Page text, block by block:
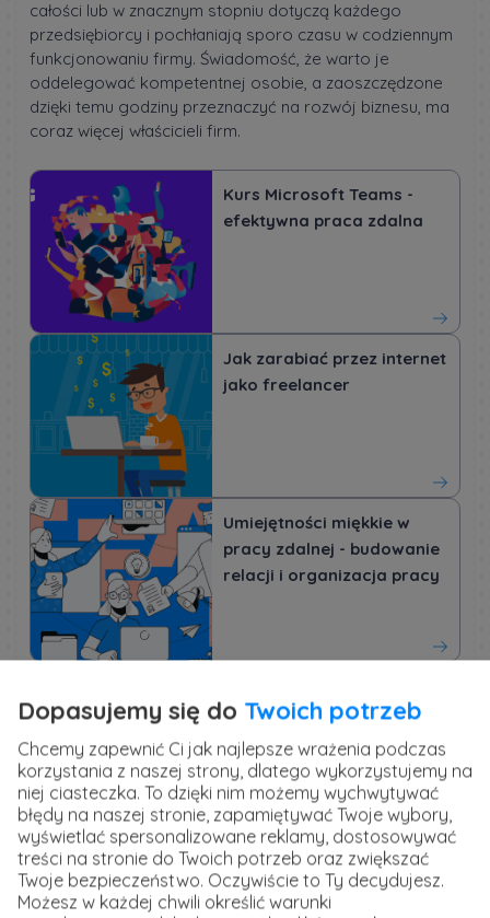
całości lub w znacznym stopniu dotyczą każdego
przedsiębiorcy i pochłaniają sporo czasu w codziennym
funkcjonowaniu firmy. Świadomość, że warto je
oddelegować kompetentnej osobie, a zaoszczędzone
dzięki temu godziny przeznaczyć na rozwój biznesu, ma
coraz więcej właścicieli firm.
Kurs Microsoft Teams -
efektywna praca zdalna
Jak zarabiać przez internet
jako freelancer
Umiejętności miękkie w
pracy zdalnej - budowanie
relacji i organizacja pracy
Jednak to nie wszystko, czego możemy się spodziewać
po współpracy z wirtualną asystentką. Wiele z nich
dodatkowo specjalizuje się w węższych dziedzinach np. z
zakresu marketingu internetowego, prowadzenia social
mediów i kampanii sponsorowanych, tworzenia grafik,
filmów, podcastów, newsletterów, a także
projektowania i edycji stron internetowych.
Dopasujemy się do Twoich potrzeb
Chcemy zapewnić Ci jak najlepsze wrażenia podczas
korzystania z naszej strony, dlatego wykorzystujemy na
niej ciasteczka. To dzięki nim możemy wychwytywać
błędy na naszej stronie, zapamiętywać Twoje wybory,
wyświetlać spersonalizowane reklamy, dostosowywać
treści na stronie do Twoich potrzeb oraz zwiększać
Twoje bezpieczeństwo. Oczywiście to Ty decydujesz.
Możesz w każdej chwili określić warunki